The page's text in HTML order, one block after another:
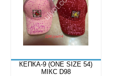
КЕПКА-9 (ONE SIZE 54)
МІКС D98